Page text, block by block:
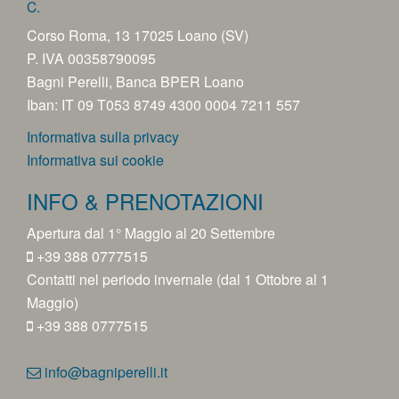
C.
Corso Roma, 13 17025 Loano (SV)
P. IVA 00358790095
Bagni Perelli, Banca BPER Loano
Iban: IT 09 T053 8749 4300 0004 7211 557
Informativa sulla privacy
Informativa sui cookie
INFO & PRENOTAZIONI
Apertura dal 1° Maggio al 20 Settembre
+39 388 0777515
Contatti nel periodo invernale (dal 1 Ottobre al 1
Maggio)
+39 388 0777515
info@bagniperelli.it